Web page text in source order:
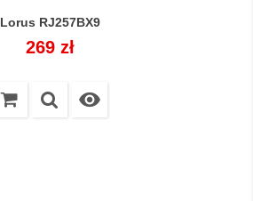
Lorus RJ257BX9
Cena
269 zł
